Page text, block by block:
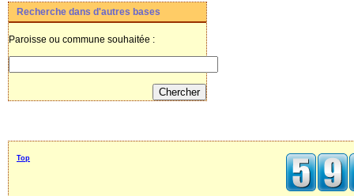
Recherche dans d'autres bases
Paroisse ou commune souhaitée :
Top